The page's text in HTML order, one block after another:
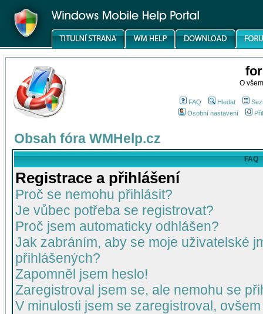
O
FAQ Hledat
Osobní nastavení
Obsah fóra WMHelp.cz
FAQ
Registrace a přihlášení
Proč se nemohu přihlásit?
Je vůbec potřeba se registrovat?
Proč jsem automaticky odhlášen?
Jak zabráním, aby se moje uživatelské
přihlášených?
Zapomněl jsem heslo!
Zaregistroval jsem se, ale nemohu se
V minulosti jsem se zaregistroval,